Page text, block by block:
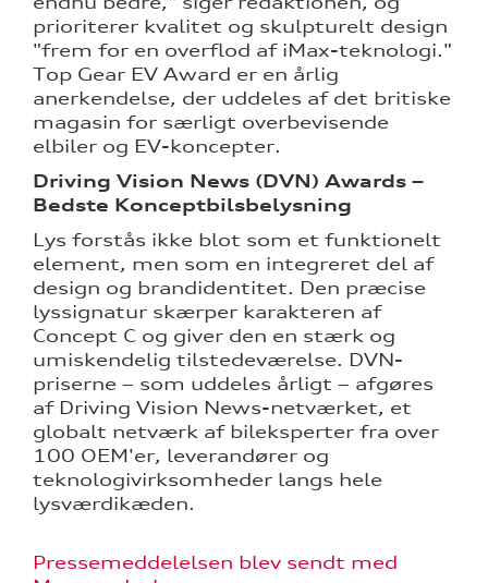
prioriterer kvalitet og skulpturelt design
"frem for en overflod af iMax-teknologi."
Top Gear EV Award er en årlig
anerkendelse, der uddeles af det britiske
magasin for særligt overbevisende
elbiler og EV-koncepter.
Driving Vision News (DVN) Awards –
Bedste Konceptbilsbelysning
Lys forstås ikke blot som et funktionelt
element, men som en integreret del af
design og brandidentitet. Den præcise
lyssignatur skærper karakteren af
Concept C og giver den en stærk og
umiskendelig tilstedeværelse. DVN-
priserne – som uddeles årligt – afgøres
af Driving Vision News-netværket, et
globalt netværk af bileksperter fra over
100 OEM'er, leverandører og
teknologivirksomheder langs hele
lysværdikæden.
Pressemeddelelsen blev sendt med